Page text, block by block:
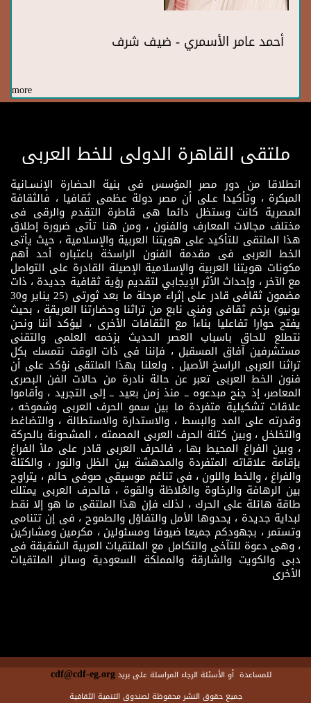
أحمد عامر الأسمري - ضيف شرف
more
ملتقى القاهرة الدولى للخط العربى
انطلاقا من دور مصر المؤسس فى بنية الحضارة الإنسـانية
المبكرة ، وتأكيدا عـلى أن مصر دولة عظمى ثقافيا ، فالثقافة
المصرية كانت وستظل دائما هى قاطرة التقدم والرقى فى
مختلف مجالات المعارف والفنون ، ومن هنا تأتى ضرورة إطلاق
هذا الملتقى للتأكيد على هويتنا العربية والإسلامية ، حيث يأتى
الخط العربى فى مقدمة الفنون الراسخة باعتباره أحد أهم
مكونات هويتنا العربية والإسلامية الإصيلة القادرة على التواصل
مع الآخر ، وإحداث الأثر الإيجابي لتقديم رؤية ثقافية جديدة ، ذات
مضمون ثقافى قادر على إثراء مرحلة ما بعد ثورتى (25 يناير و30
يونيو) بزخم ثقافى وفنى نابع من تراثنا وحضارتنا العريقة ، بحيث
يفتح حوارا تفاعليا بناءاً مع الثقافات الأخرى ، ليؤكد أننا ونحن
نتطلع للحاق باسباب العصر الحديث بزخمه العلمى والتقنى
مستشرفين آفاق المسقبل ، فإننا فى ذات الوقت نتمسك بكل
تراثنا العربى الراسخ الأصيل . ولعلنا بهذا الملتقى نؤكد على أن
فنون الخط العربى تعبر عن حالة نادرة من حالات الفن البصرى
المعاصر، إذ جنح مبدعوه ــ منذ زمن بعيد ــ إلى التجريد ، وأقاموا
علاقات تشكيلية متفردة ما بين سمو الحرف العربى وشموخه ،
وقدرته على المد والبسط ، والاستدارة والاستطالة ، والتضاغط
والتخلخل ، وبين كتلة الحرف العربى المصمته ، المشحونة بالحركة
، وبين الفراغ المحيط بها ، فالحرف العربى قادر على ملأ الفراغ
بإقامة علاقاته المتفردة والمدهشة بين الظل والنور ، والكتلة
والفراغ ، والخط واللون ، فى تناغم موسيقى صوفى حالم ، يتراوح
بين الرهافة والرخاوة والغلاظة والقوة ، فالحرف العربى يمتلك
طاقة هائلة على الحرك ، لذلك فإن هذا الملتقى ما هو إلا نقط
لبداية جديدة ، يحدوها الأمل والتفاؤل والطموح ، فى إن تتنامى
وتستمر ، بجهودكم جميعا ضيوفا ومسئولين ، مكرمين ومشاركين
، وهى دعوة للتآخى والتكامل مع الملتقيات العربية الشقيقة فى
دبى والكويت والشارقة والمملكة السعودية وسائر الملتقيات
الأخرى
للمساعدة أو الأسئلة الرجاء المراسلة على بريدcdf@cdf-eg.org
جميع حقوق النشر محفوظة لصندوق التنمية الثقافية